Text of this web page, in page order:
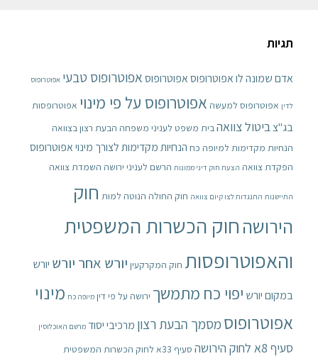
תגיות
אדם שמונה לו אפוטרופוסאפוטרופוסאפוטרופוס טבעי אפוטרופוס
לדין אפוטרופוס למעשה אפוטרופוס על פי מינוי אפוטרופסות
בג"צביטול צוואהבית משפט לעניני משפחה הבעת רצון בצוואה
הנחיות מקדימות למיופה כח הנחיות מקדימות לצורך מינוי אפוטרופוס
הפקדת צוואה הצעת חוק דיני ממונות הרשם לעניני ירושה השמדת צוואה
התיישנות התנגדות לצו קיום צוואה חוק החולה הנוטה למות חוק
הירושהחוק הכשרות המשפטית
והאפוטרופסות חוק המקרקעין יורש אחר יורש יורש
במקום יורש יפוי כח מתמשך ירושה על פי דין מיופה כח מינוי
אפוטרופוס מסמך הבעת רצון מרכיבי יסוד מרשם האוכלוסין
סעיף 8א לחוק הירושה סעיף 33א לחוק הכשרות המשפטית